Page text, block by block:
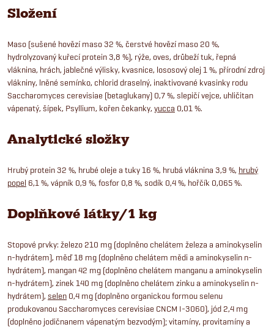
Složení
Maso (sušené hovězí maso 32 %, čerstvé hovězí maso 20 %,
hydrolyzovaný kuřecí protein 3,8 %), rýže, oves, drůbeží tuk, řepná
vláknina, hrách, jablečné výlisky, kvasnice, lososový olej 1 %, přírodní zdroj
vlákniny, lněné semínko, chlorid draselný, inaktivované kvasinky rodu
Saccharomyces cerevisiae (betaglukany) 0,7 %, slepičí vejce, uhličitan
vápenatý, šípek, Psyllium, kořen čekanky, yucca 0,01 %.
Analytické složky
Hrubý protein 32 %, hrubé oleje a tuky 16 %, hrubá vláknina 3,9 %, hrubý
popel 6,1 %, vápník 0,9 %, fosfor 0,8 %, sodík 0,4 %, hořčík 0,065 %.
Doplňkové látky/1 kg
Stopové prvky: železo 210 mg (doplněno chelátem železa a aminokyselin
n-hydrátem), měď 18 mg (doplněno chelátem mědi a aminokyselin n-
hydrátem), mangan 42 mg (doplněno chelátem manganu a aminokyselin
n-hydrátem), zinek 140 mg (doplněno chelátem zinku a aminokyselin n-
hydrátem), selen 0,4 mg (doplněno organickou formou selenu
produkovanou Saccharomyces cerevisiae CNCM I-3060), jód 2,4 mg
(doplněno jodičnanem vápenatým bezvodým); vitamíny, provitamíny a